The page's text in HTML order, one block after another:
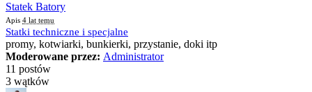
Statek Batory
Apis 4 lat temu
Statki techniczne i specjalne
promy, kotwiarki, bunkierki, przystanie, doki itp
Moderowane przez: Administrator
11 postów
3 wątków